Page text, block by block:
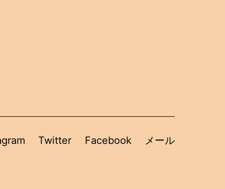
Twitter Facebook メール